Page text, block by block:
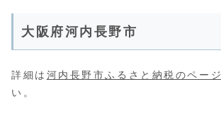
大阪府河内長野市
詳細は 河内長野市ふるさと納税のページ
い。